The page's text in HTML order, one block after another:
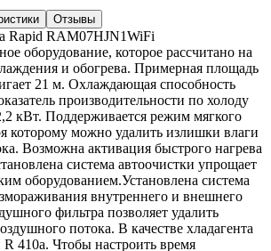
Отзывы
Rapid RAM07HJN1WiFi
оборудование, которое рассчитано на
и обогрева. Примерная площадь
21 м. Охлаждающая способность
производительности по холоду
кВт. Поддерживается режим мягкого
которому можно удалить излишки влаги
Возможна активация быстрого нагрева
система автоочистки упрощает
оборудованием.Установлена система
внутреннего и внешнего
фильтра позволяет удалить
потока. В качестве хладагента
R 410a. Чтобы настроить время